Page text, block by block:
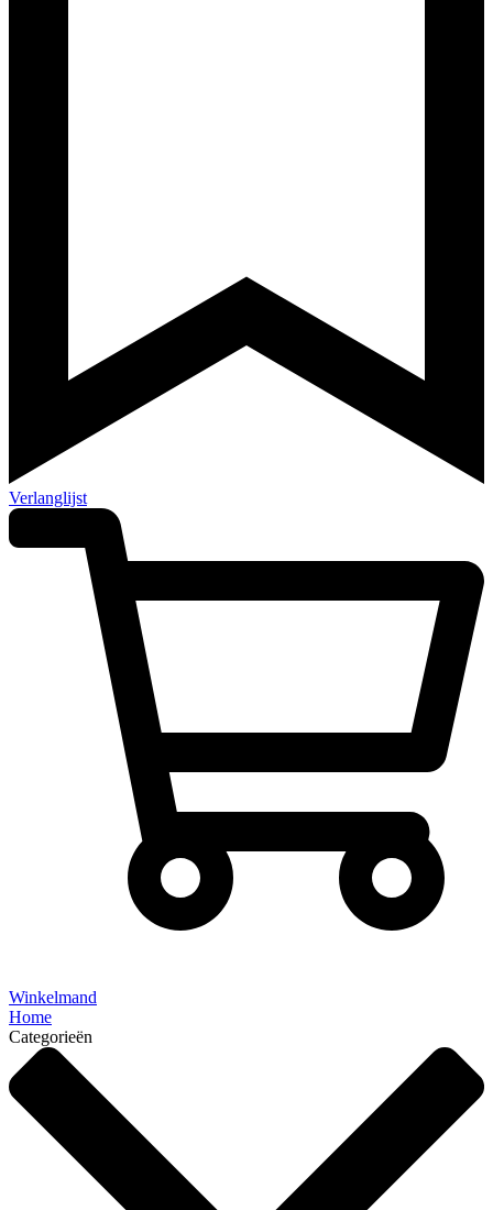
Verlanglijst
Winkelmand
Home
Categorieën